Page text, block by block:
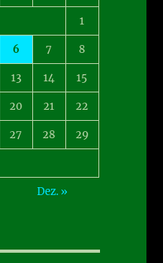
1
6 7 8
13 14 15
20 21 22
27 28 29
Dez. »